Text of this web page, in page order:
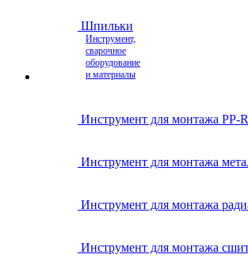
Шпильки
Инструмент,
сварочное
оборудование
и материалы
Инструмент для монтажа PP-R
Инструмент для монтажа
Инструмент для монтажа
Инструмент для монтажа